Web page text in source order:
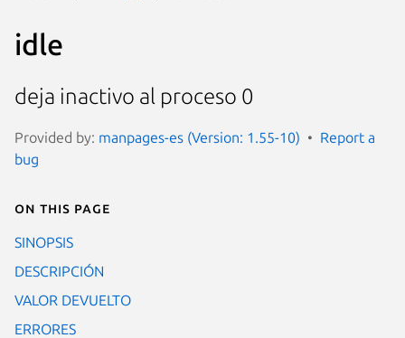
idle
deja inactivo al proceso 0
Provided by: manpages-es (Version: 1.55-10)
Report a
bug
On this page
SINOPSIS
DESCRIPCIÓN
VALOR DEVUELTO
ERRORES